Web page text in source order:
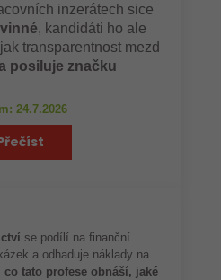
inzerátech sice
, kandidáti ho ale
transparentnost mezd
posiluje značku
24.7.2026
se podílí na finanční
a odhaduje náklady na
co tato profese obnáší, jaké